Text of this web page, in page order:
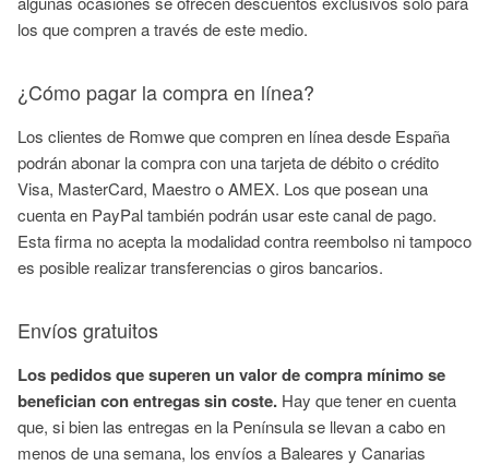
los que compren a través de este medio.
¿Cómo pagar la compra en línea?
Los clientes de Romwe que compren en línea desde España
podrán abonar la compra con una tarjeta de débito o crédito
Visa, MasterCard, Maestro o AMEX. Los que posean una
cuenta en PayPal también podrán usar este canal de pago.
Esta firma no acepta la modalidad contra reembolso ni tampoco
es posible realizar transferencias o giros bancarios.
Envíos gratuitos
Los pedidos que superen un valor de compra mínimo se
benefician con entregas sin coste. Hay que tener en cuenta
que, si bien las entregas en la Península se llevan a cabo en
menos de una semana, los envíos a Baleares y Canarias